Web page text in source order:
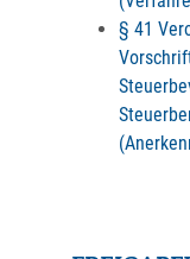
§ 41